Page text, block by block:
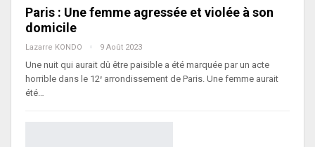
Paris : Une femme agressée et violée à son
domicile
Lazarre KONDO 9 Août 2023
Une nuit qui aurait dû être paisible a été marquée par un acte
horrible dans le 12ᵉ arrondissement de Paris. Une femme aurait
été…